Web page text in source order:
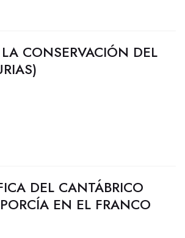
CONSERVACIÓN DEL
DEL CANTÁBRICO
EN EL FRANCO